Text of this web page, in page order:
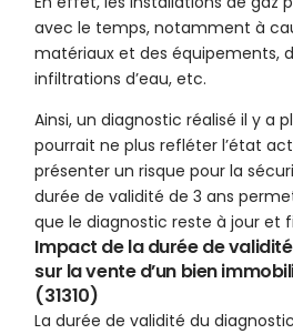
avec le temps, notamment à
matériaux et des équipements,
infiltrations d’eau, etc.
Ainsi, un diagnostic réalisé il y a
pourrait ne plus refléter l’état
présenter un risque pour la
durée de validité de 3 ans
que le diagnostic reste à jour et
Impact de la durée de
sur la vente d’un bien
(31310)
La durée de validité du